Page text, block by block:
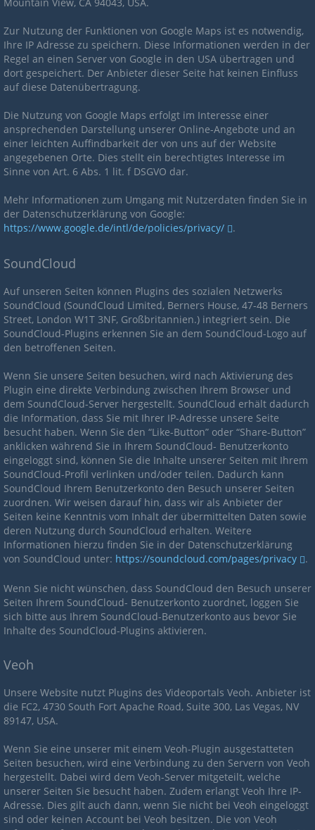
Zur Nutzung der Funktionen von Google Maps ist es notwendig,
Ihre IP Adresse zu speichern. Diese Informationen werden in der
Regel an einen Server von Google in den USA übertragen und
dort gespeichert. Der Anbieter dieser Seite hat keinen Einfluss
auf diese Datenübertragung.
Die Nutzung von Google Maps erfolgt im Interesse einer
ansprechenden Darstellung unserer Online-Angebote und an
einer leichten Auffindbarkeit der von uns auf der Website
angegebenen Orte. Dies stellt ein berechtigtes Interesse im
Sinne von Art. 6 Abs. 1 lit. f DSGVO dar.
Mehr Informationen zum Umgang mit Nutzerdaten finden Sie in
der Datenschutzerklärung von Google:
https://www.google.de/intl/de/policies/privacy/
.
SoundCloud
Auf unseren Seiten können Plugins des sozialen Netzwerks
SoundCloud (SoundCloud Limited, Berners House, 47-48 Berners
Street, London W1T 3NF, Großbritannien.) integriert sein. Die
SoundCloud-Plugins erkennen Sie an dem SoundCloud-Logo auf
den betroffenen Seiten.
Wenn Sie unsere Seiten besuchen, wird nach Aktivierung des
Plugin eine direkte Verbindung zwischen Ihrem Browser und
dem SoundCloud-Server hergestellt. SoundCloud erhält dadurch
die Information, dass Sie mit Ihrer IP-Adresse unsere Seite
besucht haben. Wenn Sie den “Like-Button” oder “Share-Button”
anklicken während Sie in Ihrem SoundCloud- Benutzerkonto
eingeloggt sind, können Sie die Inhalte unserer Seiten mit Ihrem
SoundCloud-Profil verlinken und/oder teilen. Dadurch kann
SoundCloud Ihrem Benutzerkonto den Besuch unserer Seiten
zuordnen. Wir weisen darauf hin, dass wir als Anbieter der
Seiten keine Kenntnis vom Inhalt der übermittelten Daten sowie
deren Nutzung durch SoundCloud erhalten. Weitere
Informationen hierzu finden Sie in der Datenschutzerklärung
von SoundCloud unter: https://soundcloud.com/pages/privacy .
Wenn Sie nicht wünschen, dass SoundCloud den Besuch unserer
Seiten Ihrem SoundCloud- Benutzerkonto zuordnet, loggen Sie
sich bitte aus Ihrem SoundCloud-Benutzerkonto aus bevor Sie
Inhalte des SoundCloud-Plugins aktivieren.
Veoh
Unsere Website nutzt Plugins des Videoportals Veoh. Anbieter ist
die FC2, 4730 South Fort Apache Road, Suite 300, Las Vegas, NV
89147, USA.
Wenn Sie eine unserer mit einem Veoh-Plugin ausgestatteten
Seiten besuchen, wird eine Verbindung zu den Servern von Veoh
hergestellt. Dabei wird dem Veoh-Server mitgeteilt, welche
unserer Seiten Sie besucht haben. Zudem erlangt Veoh Ihre IP-
Adresse. Dies gilt auch dann, wenn Sie nicht bei Veoh eingeloggt
sind oder keinen Account bei Veoh besitzen. Die von Veoh